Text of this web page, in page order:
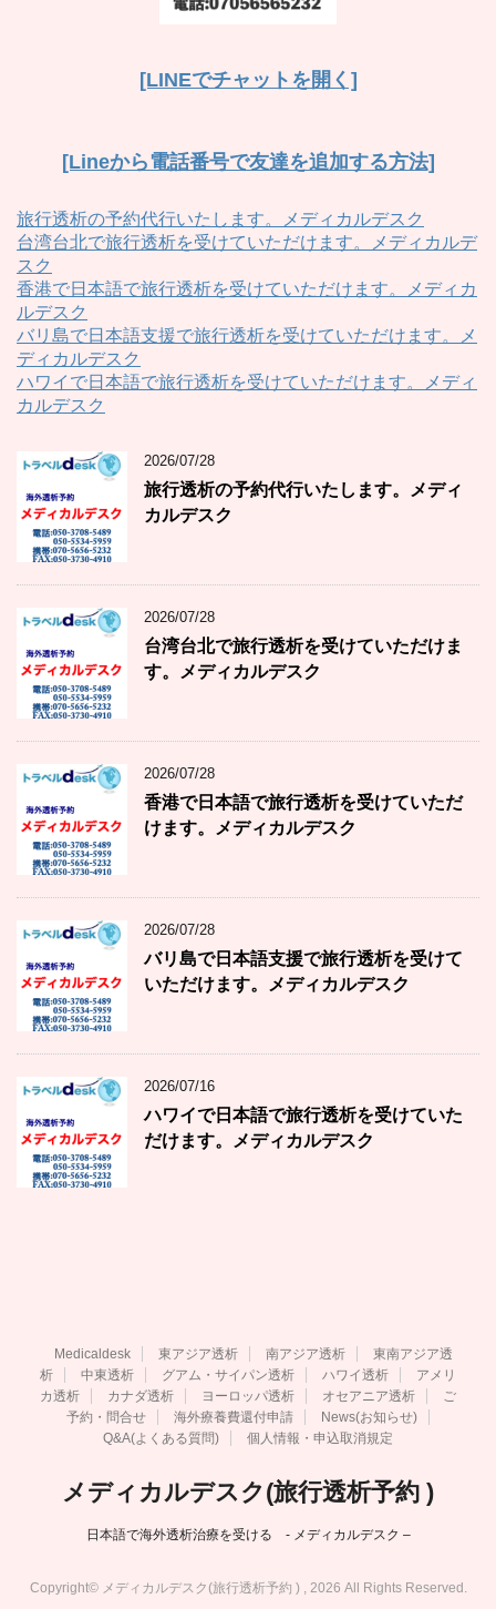
[LINEでチャットを開く]
[Lineから電話番号で友達を追加する方法]
旅行透析の予約代行いたします。メディカルデスク
台湾台北で旅行透析を受けていただけます。メディカルデ
スク
香港で日本語で旅行透析を受けていただけます。メディカ
ルデスク
バリ島で日本語支援で旅行透析を受けていただけます。メ
ディカルデスク
ハワイで日本語で旅行透析を受けていただけます。メディ
カルデスク
2026/07/28
旅行透析の予約代行いたします。メディ
カルデスク
2026/07/28
台湾台北で旅行透析を受けていただけま
す。メディカルデスク
2026/07/28
香港で日本語で旅行透析を受けていただ
けます。メディカルデスク
2026/07/28
バリ島で日本語支援で旅行透析を受けて
いただけます。メディカルデスク
2026/07/16
ハワイで日本語で旅行透析を受けていた
だけます。メディカルデスク
Medicaldesk 東アジア透析 南アジア透析
東南アジア透
析
中東透析 グアム・サイパン透析 ハワイ透析
アメリ
カ透析
カナダ透析 ヨーロッパ透析 オセアニア透析
ご
予約・問合せ
海外療養費還付申請
News(お知らせ)
Q&A(よくある質問)
個人情報・申込取消規定
メディカルデスク(旅行透析予約 )
日本語で海外透析治療を受ける - メディカルデスク –
Copyright© メディカルデスク(旅行透析予約 ) , 2026 All Rights Reserved.